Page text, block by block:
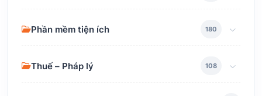
Phần mềm tiện ích 180
Thuế – Pháp lý 108